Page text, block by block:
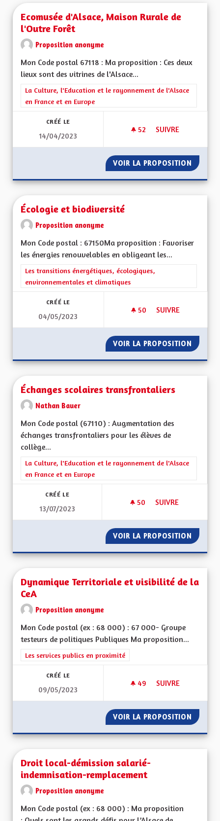
Ecomusée d'Alsace, Maison Rurale de
l'Outre Forêt
Proposition anonyme
Mon Code postal 67118 : Ma proposition : Ces deux
lieux sont des vitrines de l'Alsace...
Filtrer les résultats de la catégorie : La Culture, l'Education et
La Culture, l'Education et le rayonnement de l'Alsace
en France et en Europe
CRÉÉ LE
14/04/2023
52 52 ABONNÉS
SUIVRE
VOIR LA PROPOSITION
Écologie et biodiversité
Proposition anonyme
Mon Code postal : 67150Ma proposition : Favoriser
les énergies renouvelables en obligeant les...
Filtrer les résultats de la catégorie : Les transitions
Les transitions énergétiques, écologiques,
environnementales et climatiques
CRÉÉ LE
04/05/2023
50 50 ABONNÉS
SUIVRE
VOIR LA PROPOSITION
Échanges scolaires transfrontaliers
Nathan Bauer
Mon Code postal (67110) : Augmentation des
échanges transfrontaliers pour les élèves de
collège...
Filtrer les résultats de la catégorie : La Culture, l'Education et
La Culture, l'Education et le rayonnement de l'Alsace
en France et en Europe
CRÉÉ LE
13/07/2023
50 50 ABONNÉS
SUIVRE
VOIR LA PROPOSITION
Dynamique Territoriale et visibilité de la
CeA
Proposition anonyme
Mon Code postal (ex : 68 000) : 67 000- Groupe
testeurs de politiques Publiques Ma proposition...
Filtrer les résultats de la catégorie : Les services publics en
Les services publics en proximité
CRÉÉ LE
09/05/2023
49 49 ABONNÉS
SUIVRE
VOIR LA PROPOSITION
Droit local-démission salarié-
indemnisation-remplacement
Proposition anonyme
Mon Code postal (ex : 68 000) : Ma proposition